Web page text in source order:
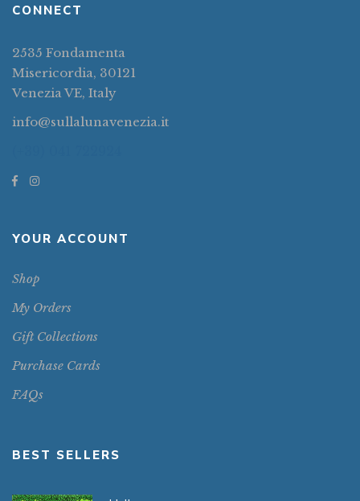
CONNECT
2535 Fondamenta
Misericordia, 30121
Venezia VE, Italy
info@sullalunavenezia.it
YOUR ACCOUNT
Shop
My Orders
Gift Collections
Purchase Cards
FAQs
BEST SELLERS